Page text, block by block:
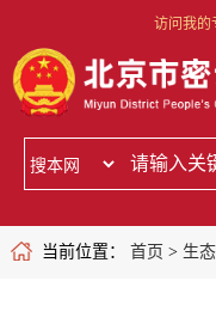
访问我的
当前位置： 首页 > 生